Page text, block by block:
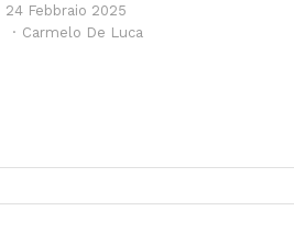
24 Febbraio 2025
Author
Carmelo De Luca